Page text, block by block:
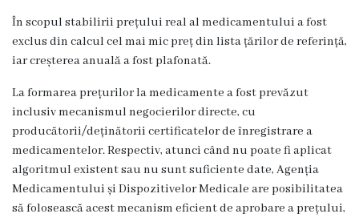
Secții
Consultativă
Internare
Secția
obstetrică
În scopul stabilirii prețului real al medicamentului a fost
exclus din calcul cel mai mic preț din lista țărilor de referință,
iar creșterea anuală a fost plafonată.
La formarea prețurilor la medicamente a fost prevăzut
inclusiv mecanismul negocierilor directe, cu
producătorii/deținătorii certificatelor de înregistrare a
medicamentelor. Respectiv, atunci când nu poate fi aplicat
algoritmul existent sau nu sunt suficiente date, Agenția
Medicamentului și Dispozitivelor Medicale are posibilitatea
să folosească acest mecanism eficient de aprobare a prețului,